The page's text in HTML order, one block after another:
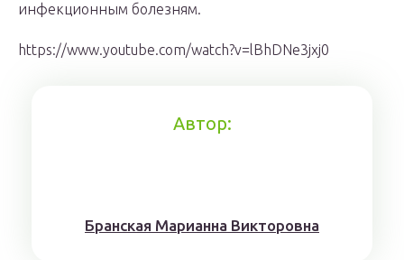
инфекционным болезням.
https://www.youtube.com/watch?v=lBhDNe3jxj0
Автор:
Брaнскaя Мaрианнa Виктoрoвна